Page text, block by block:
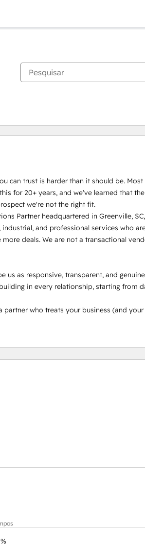
can trust is harder than it should be.
for 20+ years, and we've learned that
we're not the right fit.
Partner headquartered in Greenville,
and professional services who
more deals. We are not a transactional
us as responsive, transparent, and
in every relationship, starting from
partner who treats your business (and